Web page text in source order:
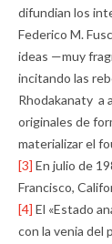
difundian los
Federico M.
ideas —muy
incitando las
Rhodakanaty a
originales de
materializar el
[3] En julio de
Francisco,
[4] El «Estado
con la venia del